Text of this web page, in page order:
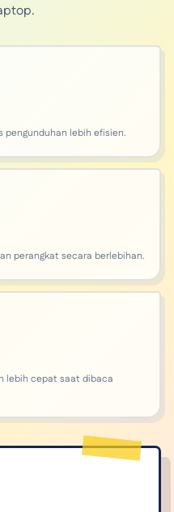
pengunduhan lebih efisien.
perangkat secara berlebihan.
lebih cepat saat dibaca